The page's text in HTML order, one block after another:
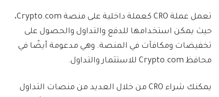
تعمل عملة CRO كعملة داخلية على منصة Crypto.com،
حيث يمكن استخدامها للدفع والتداول والحصول على
تخفيضات ومكافآت في المنصة. وهي مدعومة أيضًا في
محافظ Crypto.com للاستثمار والتداول.
يمكنك شراء CRO من خلال العديد من منصات التداول